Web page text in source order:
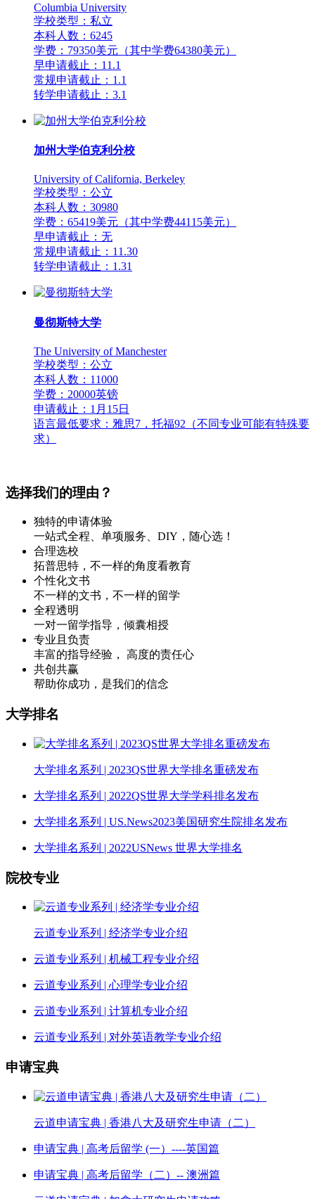
Columbia University
学校类型：私立
本科人数：6245
学费：79350美元（其中学费64380美元）
早申请截止：11.1
常规申请截止：1.1
转学申请截止：3.1
加州大学伯克利分校
University of California, Berkeley
学校类型：公立
本科人数：30980
学费：65419美元（其中学费44115美元）
早申请截止：无
常规申请截止：11.30
转学申请截止：1.31
曼彻斯特大学
The University of Manchester
学校类型：公立
本科人数：11000
学费：20000英镑
申请截止：1月15日
语言最低要求：雅思7，托福92（不同专业可能有特殊要
求）
选择我们的理由？
独特的申请体验
一站式全程、单项服务、DIY，随心选！
合理选校
拓普思特，不一样的角度看教育
个性化文书
不一样的文书，不一样的留学
全程透明
一对一留学指导，倾囊相授
专业且负责
丰富的指导经验， 高度的责任心
共创共赢
帮助你成功，是我们的信念
大学排名
大学排名系列 | 2023QS世界大学排名重磅发布
大学排名系列 | 2022QS世界大学学科排名发布
大学排名系列 | US.News2023美国研究生院排名发布
大学排名系列 | 2022USNews 世界大学排名
院校专业
云道专业系列 | 经济学专业介绍
云道专业系列 | 机械工程专业介绍
云道专业系列 | 心理学专业介绍
云道专业系列 | 计算机专业介绍
云道专业系列 | 对外英语教学专业介绍
申请宝典
云道申请宝典 | 香港八大及研究生申请（二）
申请宝典 | 高考后留学 (一）----英国篇
申请宝典 | 高考后留学（二）-- 澳洲篇